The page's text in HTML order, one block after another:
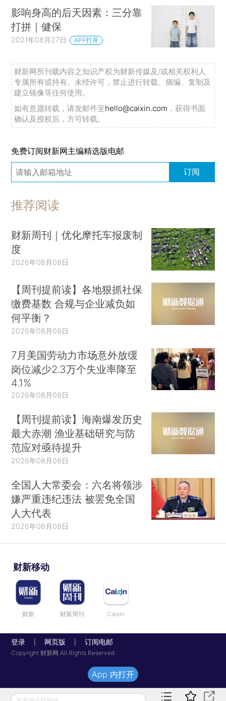
影响身高的后天因素：三分靠
打拼｜健保
2021年08月27日 APP打开
财新网所刊载内容之知识产权为财新传媒及/或相关权利人
专属所有或持有。未经许可，禁止进行转载、摘编、复制及
建立镜像等任何使用。
如有意愿转载，请发邮件至hello@caixin.com ，获得书面
确认及授权后，方可转载。
免费订阅财新网主编精选版电邮
订阅
推荐阅读
财新周刊｜优化摩托车报废制
度
2026年08月08日
【周刊提前读】各地狠抓社保
缴费基数 合规与企业减负如
何平衡？
2026年08月08日
7月美国劳动力市场意外放缓
岗位减少2.3万个失业率降至
4.1%
2026年08月08日
【周刊提前读】海南爆发历史
最大赤潮 渔业基础研究与防
范应对亟待提升
2026年08月08日
全国人大常委会：六名将领涉
嫌严重违纪违法 被罢免全国
人大代表
2026年08月08日
财新移动
财新 财新周刊 Caixin
登录 网页版 订阅电邮
Copyright 财新网 All Rights Reserved
App 内打开